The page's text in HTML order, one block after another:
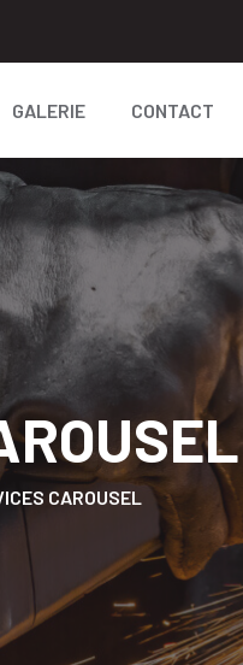
GALERIE CONTACT
CAROUSEL